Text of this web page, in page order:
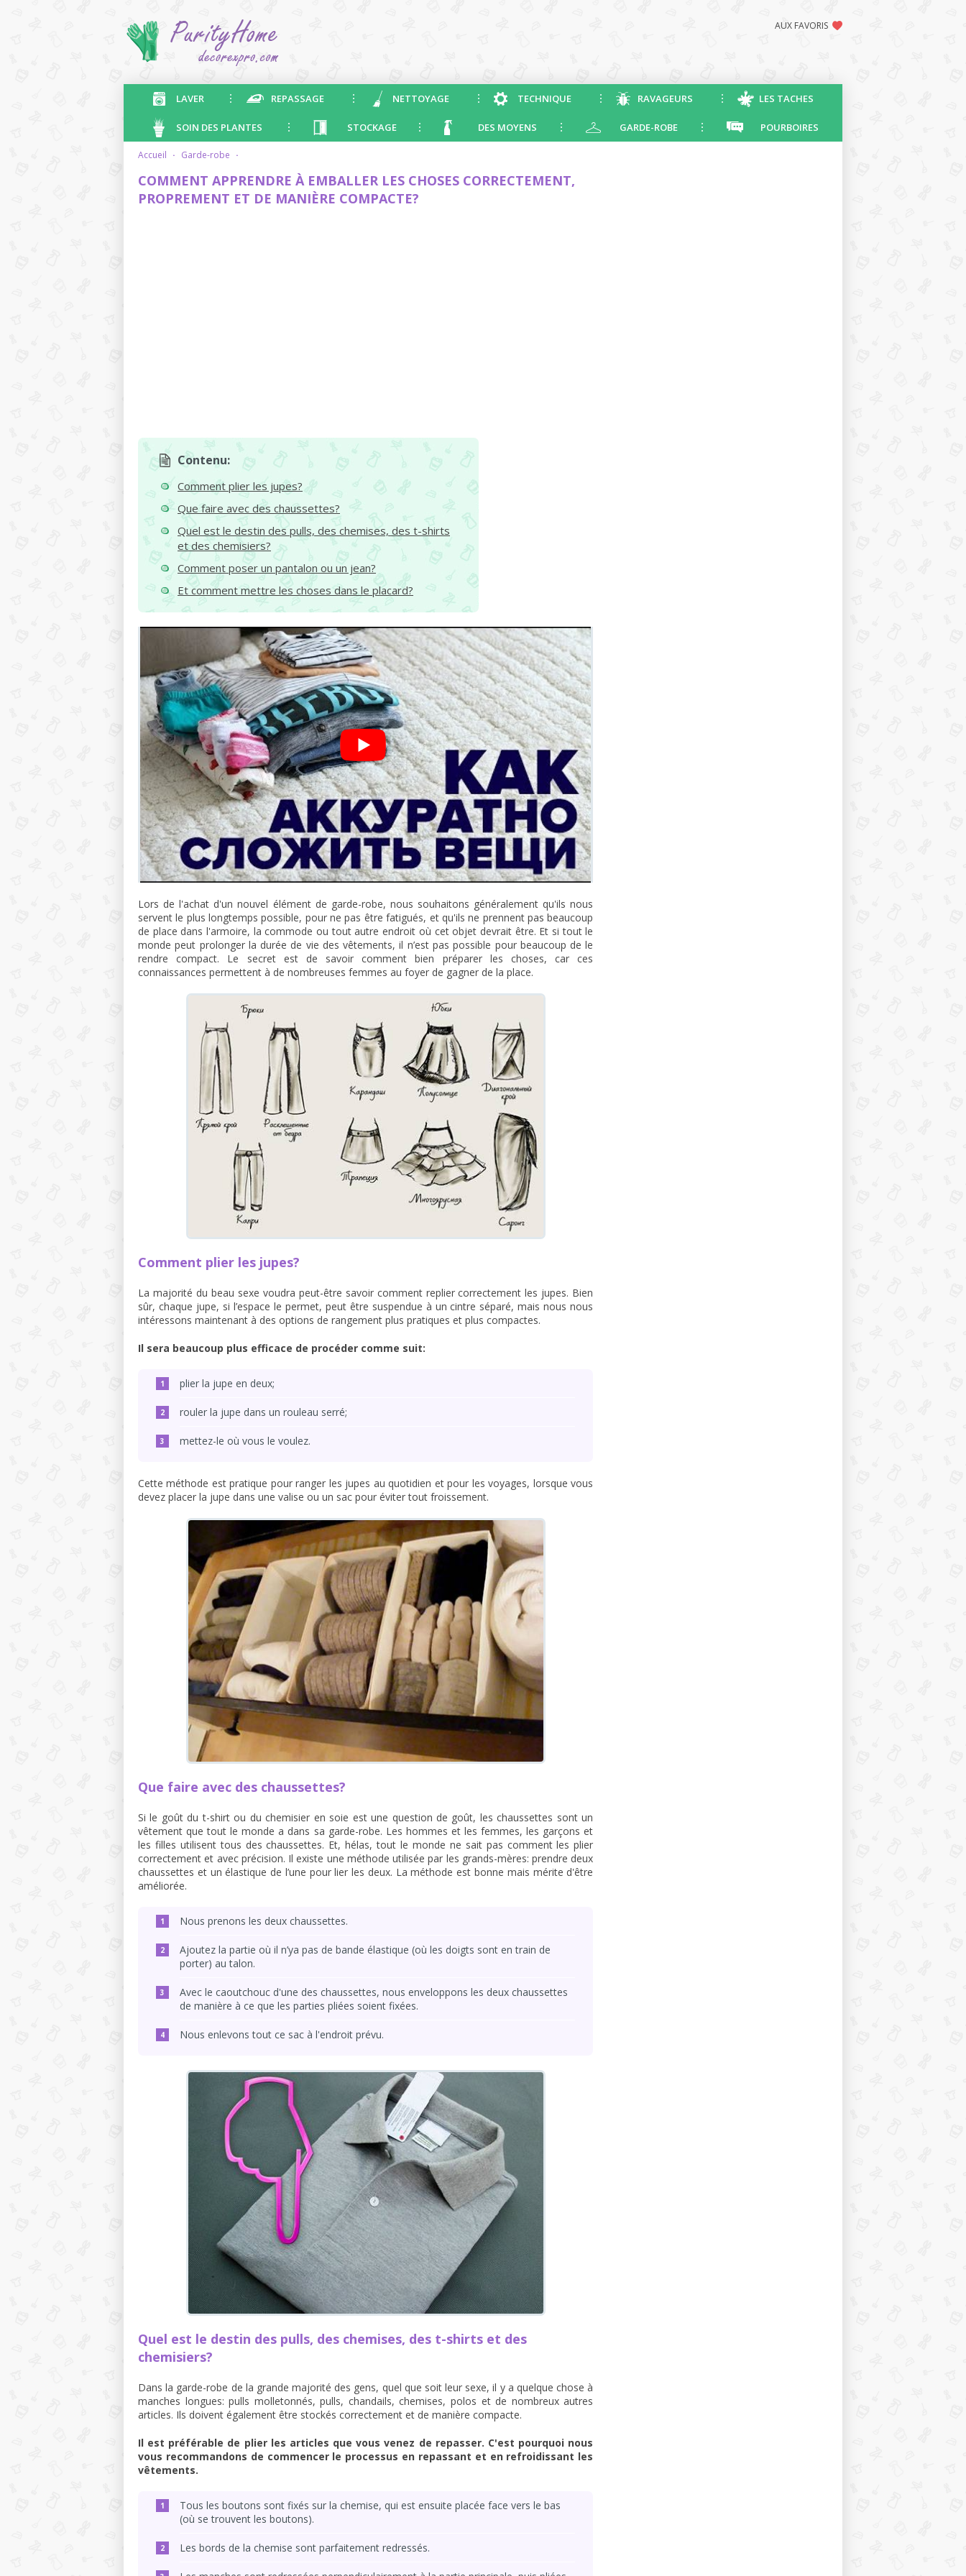
AUX FAVORIS
LAVER REPASSAGE NETTOYAGE TECHNIQUE RAVAGEURS LES TACHES
SOIN DES PLANTES STOCKAGE DES MOYENS GARDE-ROBE POURBOIRES
accueil · garde-robe ·
COMMENT APPRENDRE À EMBALLER LES CHOSES CORRECTEMENT,
PROPREMENT ET DE MANIÈRE COMPACTE?
Contenu:
Comment plier les jupes?
Que faire avec des chaussettes?
Quel est le destin des pulls, des chemises, des t-shirts
et des chemisiers?
Comment poser un pantalon ou un jean?
Et comment mettre les choses dans le placard?
Lors de l'achat d'un nouvel élément de garde-robe, nous souhaitons généralement qu'ils nous
servent le plus longtemps possible, pour ne pas être fatigués, et qu'ils ne prennent pas beaucoup
de place dans l'armoire, la commode ou tout autre endroit où cet objet devrait être. Et si tout le
monde peut prolonger la durée de vie des vêtements, il n’est pas possible pour beaucoup de le
rendre compact. Le secret est de savoir comment bien préparer les choses, car ces
connaissances permettent à de nombreuses femmes au foyer de gagner de la place.
Comment plier les jupes?
La majorité du beau sexe voudra peut-être savoir comment replier correctement les jupes. Bien
sûr, chaque jupe, si l’espace le permet, peut être suspendue à un cintre séparé, mais nous nous
intéressons maintenant à des options de rangement plus pratiques et plus compactes.
Il sera beaucoup plus efficace de procéder comme suit:
plier la jupe en deux;
rouler la jupe dans un rouleau serré;
mettez-le où vous le voulez.
Cette méthode est pratique pour ranger les jupes au quotidien et pour les voyages, lorsque vous
devez placer la jupe dans une valise ou un sac pour éviter tout froissement.
Que faire avec des chaussettes?
Si le goût du t-shirt ou du chemisier en soie est une question de goût, les chaussettes sont un
vêtement que tout le monde a dans sa garde-robe. Les hommes et les femmes, les garçons et
les filles utilisent tous des chaussettes. Et, hélas, tout le monde ne sait pas comment les plier
correctement et avec précision. Il existe une méthode utilisée par les grands-mères: prendre deux
chaussettes et un élastique de l’une pour lier les deux. La méthode est bonne mais mérite d'être
améliorée.
Nous prenons les deux chaussettes.
Ajoutez la partie où il n’ya pas de bande élastique (où les doigts sont en train de
porter) au talon.
Avec le caoutchouc d'une des chaussettes, nous enveloppons les deux chaussettes
de manière à ce que les parties pliées soient fixées.
Nous enlevons tout ce sac à l'endroit prévu.
Quel est le destin des pulls, des chemises, des t-shirts et des
chemisiers?
Dans la garde-robe de la grande majorité des gens, quel que soit leur sexe, il y a quelque chose à
manches longues: pulls molletonnés, pulls, chandails, chemises, polos et de nombreux autres
articles. Ils doivent également être stockés correctement et de manière compacte.
Il est préférable de plier les articles que vous venez de repasser. C'est pourquoi nous
vous recommandons de commencer le processus en repassant et en refroidissant les
vêtements.
Tous les boutons sont fixés sur la chemise, qui est ensuite placée face vers le bas
(où se trouvent les boutons).
Les bords de la chemise sont parfaitement redressés.